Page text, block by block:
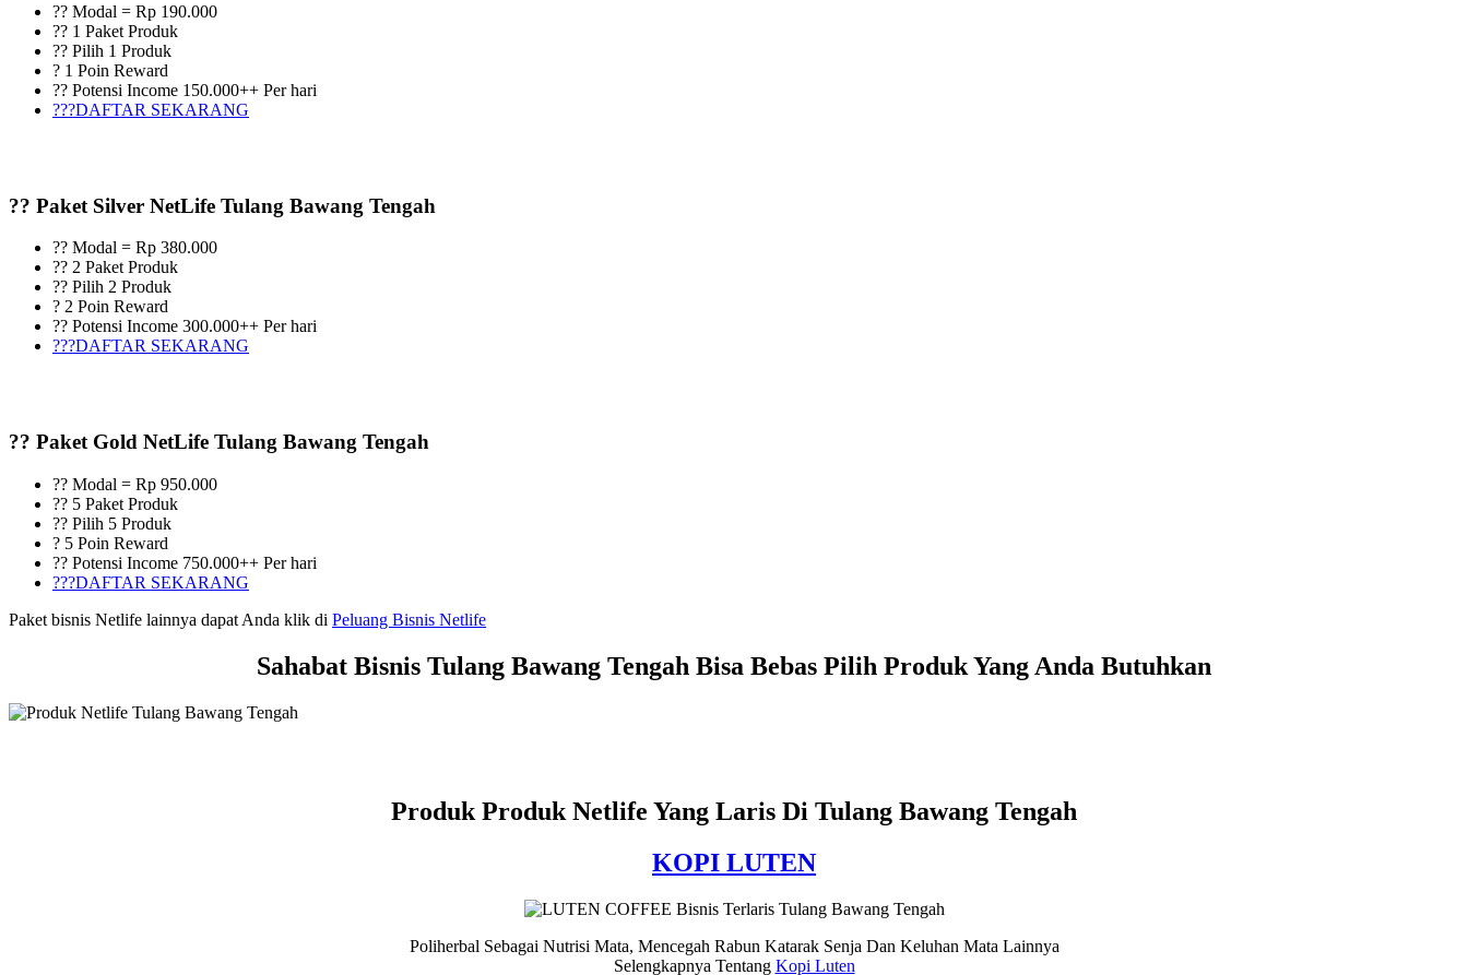
?? Modal = Rp 190.000
?? 1 Paket Produk
?? Pilih 1 Produk
? 1 Poin Reward
?? Potensi Income 150.000++ Per hari
???DAFTAR SEKARANG
?? Paket Silver NetLife Tulang Bawang Tengah
?? Modal = Rp 380.000
?? 2 Paket Produk
?? Pilih 2 Produk
? 2 Poin Reward
?? Potensi Income 300.000++ Per hari
???DAFTAR SEKARANG
?? Paket Gold NetLife Tulang Bawang Tengah
?? Modal = Rp 950.000
?? 5 Paket Produk
?? Pilih 5 Produk
? 5 Poin Reward
?? Potensi Income 750.000++ Per hari
???DAFTAR SEKARANG
Paket bisnis Netlife lainnya dapat Anda klik di Peluang Bisnis Netlife
Sahabat Bisnis Tulang Bawang Tengah Bisa Bebas Pilih Produk Yang Anda Butuhkan
Produk Produk Netlife Yang Laris Di Tulang Bawang Tengah
KOPI LUTEN
Poliherbal Sebagai Nutrisi Mata, Mencegah Rabun Katarak Senja Dan Keluhan Mata Lainnya
Selengkapnya Tentang Kopi Luten